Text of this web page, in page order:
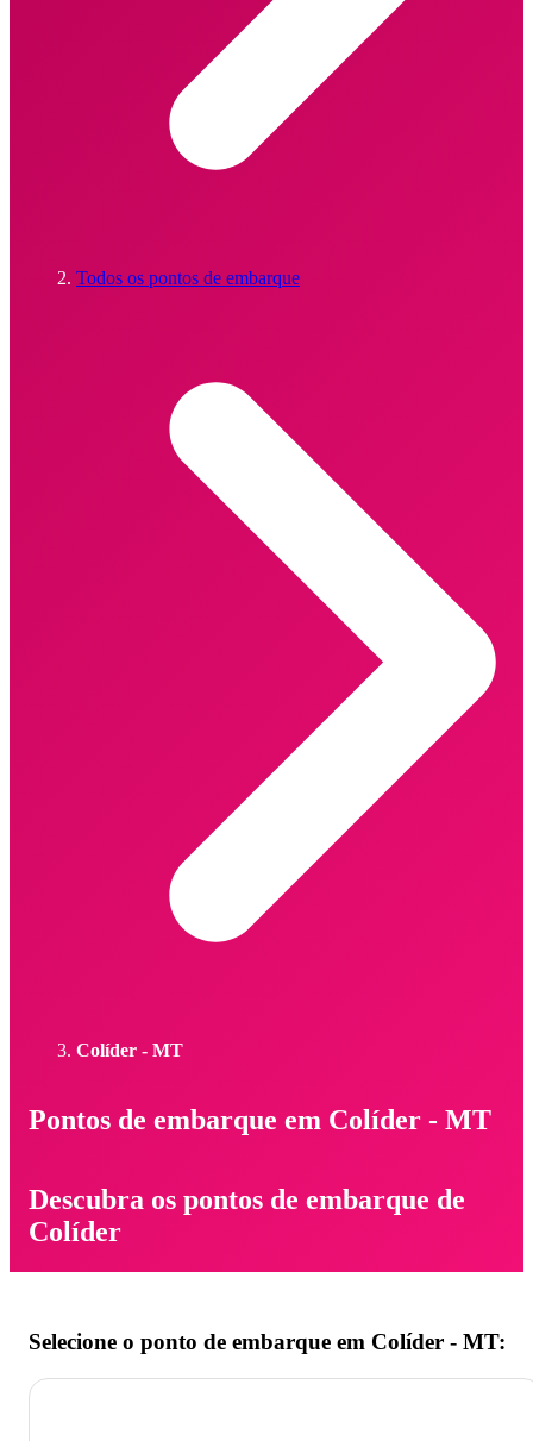
Todos os pontos de embarque
Colíder - MT
Pontos de embarque em Colíder - MT
Descubra os pontos de embarque de
Colíder
Selecione o ponto de embarque em Colíder - MT: